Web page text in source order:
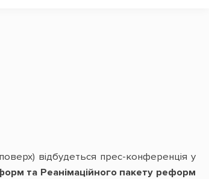
відбудеться прес-конференція у
та Реанімаційного пакету реформ